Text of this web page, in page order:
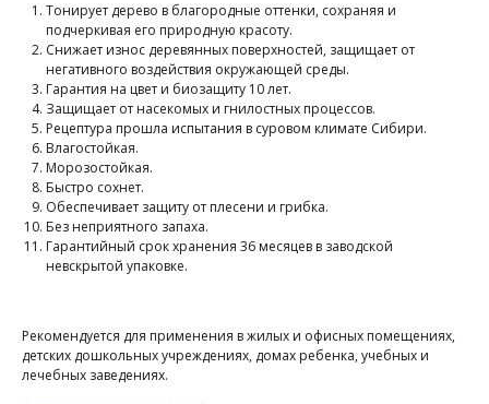
Тонирует дерево в благородные оттенки, сохраняя и
подчеркивая его природную красоту.
Снижает износ деревянных поверхностей, защищает от
негативного воздействия окружающей среды.
Гарантия на цвет и биозащиту 10 лет.
Защищает от насекомых и гнилостных процессов.
Рецептура прошла испытания в суровом климате Сибири.
Влагостойкая.
Морозостойкая.
Быстро сохнет.
Обеспечивает защиту от плесени и грибка.
Без неприятного запаха.
Гарантийный срок хранения 36 месяцев в заводской
невскрытой упаковке.
Рекомендуется для применения в жилых и офисных помещениях,
детских дошкольных учреждениях, домах ребенка, учебных и
лечебных заведениях.